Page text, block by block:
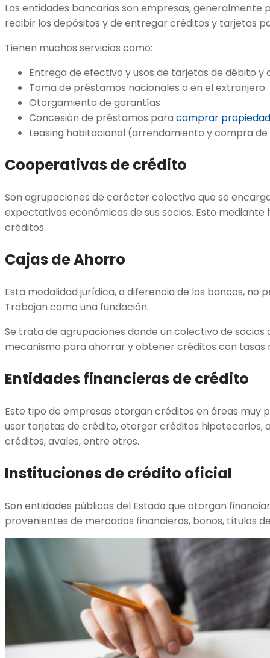
Las entidades bancarias son empresas, generalmente
recibir los depósitos y de entregar créditos y tarjetas
Tienen muchos servicios como:
Entrega de efectivo y usos de tarjetas de débito y
Toma de préstamos nacionales o en el extranjero
Otorgamiento de garantías
Concesión de préstamos para comprar
Leasing habitacional (arrendamiento y compra de
Cooperativas de crédito
Son agrupaciones de carácter colectivo que se
expectativas económicas de sus socios. Esto
créditos.
Cajas de Ahorro
Esta modalidad jurídica, a diferencia de los bancos, no
Trabajan como una fundación.
Se trata de agrupaciones donde un colectivo de
mecanismo para ahorrar y obtener créditos con tasas
Entidades financieras de crédito
Este tipo de empresas otorgan créditos en áreas muy
usar tarjetas de crédito, otorgar créditos hipotecarios,
créditos, avales, entre otros.
Instituciones de crédito oficial
Son entidades públicas del Estado que otorgan
provenientes de mercados financieros, bonos, títulos